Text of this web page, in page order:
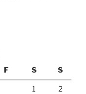
F S S
1 2